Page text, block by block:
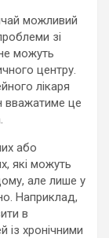
можливий
зі
можуть
центру.
лікаря
вважатиме це
або
які можуть
але лише у
Наприклад,
в
із хронічними